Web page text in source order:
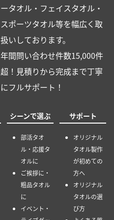
ータオル・フェイスタオル・
スポーツタオル等を幅広く取
扱いしております。
年間問い合わせ件数15,000件
超！見積りから完成まで丁寧
にフルサポート！
シーンで選ぶ
部活タオ
ル・応援タ
オルに
ご挨拶に・
粗品タオル
に
イベント・
サポート
オリジナル
タオル製作
が初めての
方へ
オリジナル
タオルの選
び方